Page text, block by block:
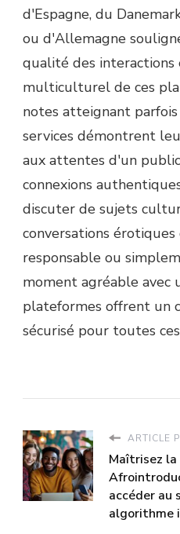
d'Espagne, du
ou d'Allemagne
qualité des interactions
multiculturel de ces
notes atteignant parfois
services démontrent
aux attentes d'un
connexions
discuter de sujets
conversations érotiques
responsable ou
moment agréable avec
plateformes offrent un
sécurisé pour toutes
ARTICLE
Maîtrisez la
accéder
algorithme